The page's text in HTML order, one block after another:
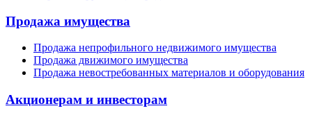
Продажа имущества
Продажа непрофильного недвижимого имущества
Продажа движимого имущества
Продажа невостребованных материалов и оборудования
Акционерам и инвесторам